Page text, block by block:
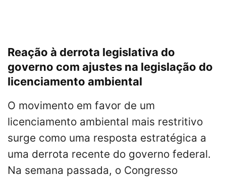
Reação à derrota legislativa do
governo com ajustes na legislação do
licenciamento ambiental
O movimento em favor de um
licenciamento ambiental mais restritivo
surge como uma resposta estratégica a
uma derrota recente do governo federal.
Na semana passada, o Congresso